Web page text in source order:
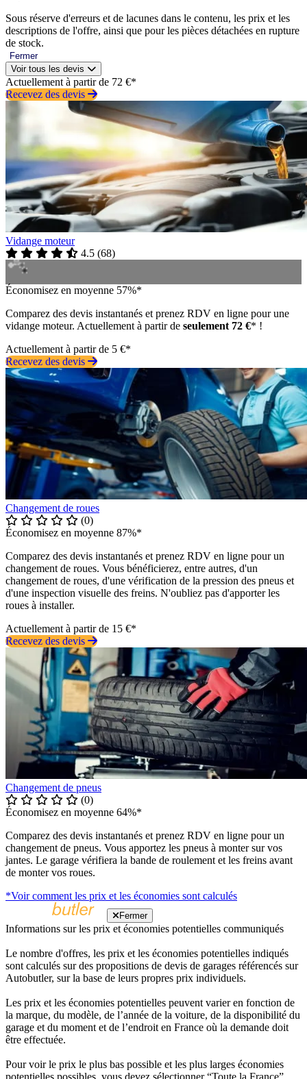
Sous réserve d'erreurs et de lacunes dans le contenu, les prix et les
descriptions de l'offre, ainsi que pour les pièces détachées en rupture
de stock.
Fermer
Voir tous les devis
Actuellement à partir de 72 €*
Recevez des devis
Vidange moteur
4.5 (68)
Économisez en moyenne 57%*
Comparez des devis instantanés et prenez RDV en ligne pour une
vidange moteur. Actuellement à partir de seulement 72 €* !
Actuellement à partir de 5 €*
Recevez des devis
Changement de roues
(0)
Économisez en moyenne 87%*
Comparez des devis instantanés et prenez RDV en ligne pour un
changement de roues. Vous bénéficierez, entre autres, d'un
changement de roues, d'une vérification de la pression des pneus et
d'une inspection visuelle des freins. N'oubliez pas d'apporter les
roues à installer.
Actuellement à partir de 15 €*
Recevez des devis
Changement de pneus
(0)
Économisez en moyenne 64%*
Comparez des devis instantanés et prenez RDV en ligne pour un
changement de pneus. Vous apportez les pneus à monter sur vos
jantes. Le garage vérifiera la bande de roulement et les freins avant
de monter vos roues.
*Voir comment les prix et les économies sont calculés
Fermer
Informations sur les prix et économies potentielles communiqués
Le nombre d'offres, les prix et les économies potentielles indiqués
sont calculés sur des propositions de devis de garages référencés sur
Autobutler, sur la base de leurs propres prix individuels.
Les prix et les économies potentielles peuvent varier en fonction de
la marque, du modèle, de l’année de la voiture, de la disponibilité du
garage et du moment et de l’endroit en France où la demande doit
être effectuée.
Pour voir le prix le plus bas possible et les plus larges économies
potentielles possibles, vous devez sélectionner “Toute la France”